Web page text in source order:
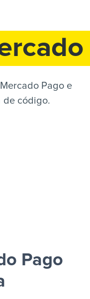
Pago e
de código.
Pago